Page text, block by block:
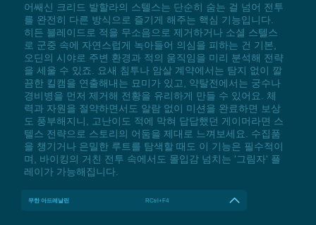
어쌔신 크리드 발할라의 스텔스는 단순히 숨는 걸 넘어 전투
를 완전히 다른 방식으로 즐기게 해주는 핵심 기능입니다.
히든 블레이드로 적을 무소음으로 제거하거나 소셜 스텔스
로 군중 속에 자연스럽게 녹아들어 의심을 피하는 건 기본,
오딘의 시야로 주변 환경과 적의 움직임을 미리 분석해 전략
을 세울 수 있죠. 요새 침투나 암살 계약에서는 탐지 없이 깔
끔한 킬캠을 연출해내는 묘미가 있고, 약탈전에서는 궁수나
경비병을 먼저 제거해 전황을 유리하게 만들 수 있어요. 체
력과 자원을 절약하면서도 알람 없이 미션을 완료하면 보상
도 풍부해지니, 고난이도 적에 막혀 답답했던 게이머라면 스
텔스 전략으로 스토리의 어둠을 제대로 느껴보세요. 수집품
을 챙기거나 은밀한 루트를 탐색할 때도 이 기능은 필수적이
며, 바이킹의 거친 전투 속에서도 몰입감 넘치는 '그림자' 플
레이가 가능해집니다.
무한 아드레날린 RCtrl+F4